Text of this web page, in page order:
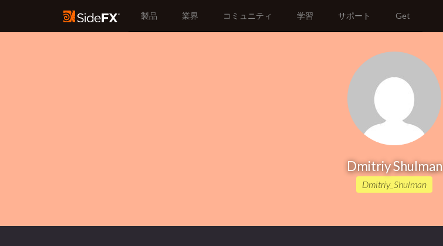
製品 業界 コミュニティ 学習 サポート Get
Dmitriy Shulman
Dmitriy_Shulman